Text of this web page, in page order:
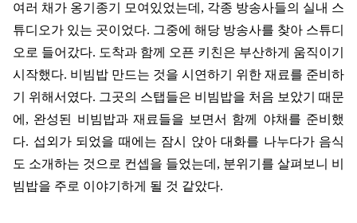
여러 채가 옹기종기 모여있었는데 , 각종 방송사들의 실내 스
튜디오가 있는 곳이었다. 그중에 해당 방송사를 찾아 스튜디
오로 들어갔다. 도착과 함께 오픈 키친은 부산하게 움직이기
시작했다. 비빔밥 만드는 것을 시연하기 위한 재료를 준비하
기 위해서였다. 그곳의 스탭들은 비빔밥을 처음 보았기 때문
에 , 완성된 비빔밥과 재료들을 보면서 함께 야채를 준비했
다. 섭외가 되었을 때에는 잠시 앉아 대화를 나누다가 음식
도 소개하는 것으로 컨셉을 들었는데 , 분위기를 살펴보니 비
빔밥을 주로 이야기하게 될 것 같았다.